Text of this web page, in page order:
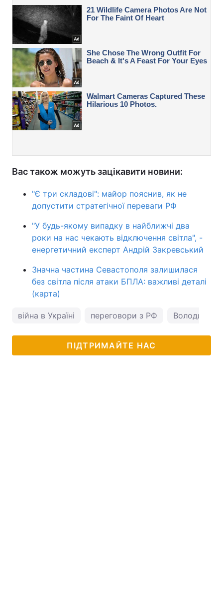
Вас також можуть зацікавити новини:
"Є три складові": майор пояснив, як не
допустити стратегічної переваги РФ
"У будь-якому випадку в найближчі два
роки на нас чекають відключення світла", -
енергетичний експерт Андрій Закревський
Значна частина Севастополя залишилася
без світла після атаки БПЛА: важливі деталі
(карта)
війна в Україні переговори з РФ Володимир
ПІДТРИМАЙТЕ НАС